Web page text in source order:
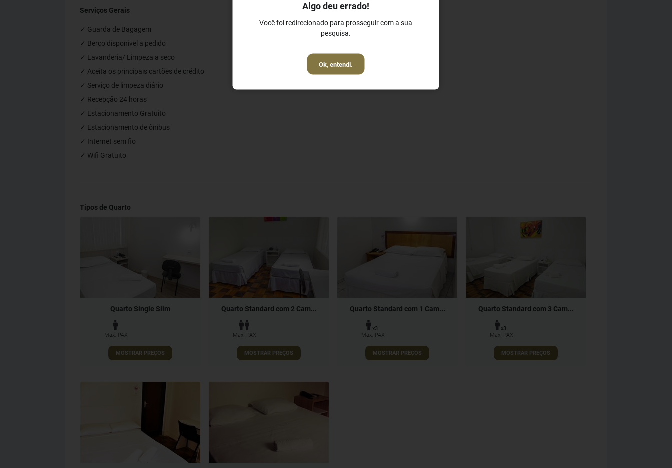
Algo deu errado!
Você foi redirecionado para prosseguir com a sua
pesquisa.
Ok, entendi.
Serviços Gerais
✓ Guarda de Bagagem
✓ Berço disponivel a pedido
✓ Lavanderia/ Limpeza a seco
✓ Aceita os principais cartões de crédito
✓ Serviço de limpeza diário
✓ Recepção 24 horas
✓ Estacionamento Gratuito
✓ Estacionamento de ônibus
✓ Internet sem fio
✓ Wifi Gratuito
Eventos e Conferências
✓ Salas de Conferências
Tipos de Quarto
Quarto Single Slim
Max. PAX
MOSTRAR PREÇOS
Quarto Standard com 2 Cam...
Max. PAX
MOSTRAR PREÇOS
Quarto Standard com 1 Cam...
x3
Max. PAX
MOSTRAR PREÇOS
Quarto Standard com 3 Cam...
x3
Max. PAX
MOSTRAR PREÇOS